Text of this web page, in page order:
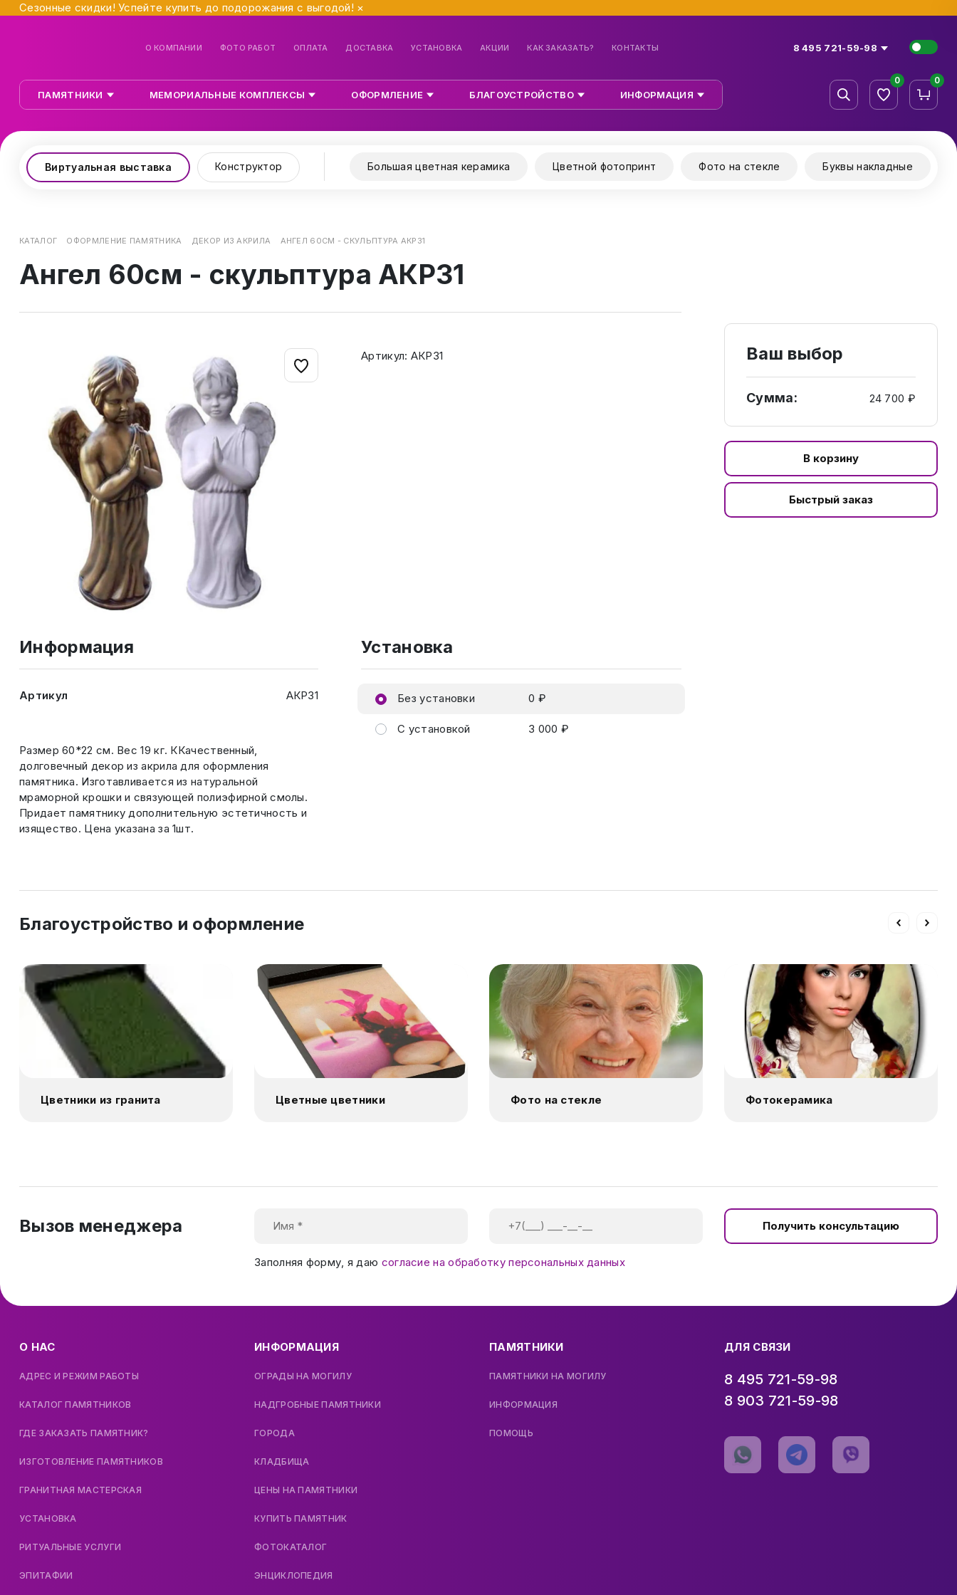
Сезонные скидки! Успейте купить до подорожания с выгодой! ×
О КОМПАНИИ ФОТО РАБОТ ОПЛАТА ДОСТАВКА УСТАНОВКА АКЦИИ КАК ЗАКАЗАТЬ? КОНТАКТЫ 8 495 721-59-98
ПАМЯТНИКИ МЕМОРИАЛЬНЫЕ КОМПЛЕКСЫ ОФОРМЛЕНИЕ БЛАГОУСТРОЙСТВО ИНФОРМАЦИЯ
0 0
Виртуальная выставка Конструктор Большая цветная керамика Цветной фотопринт Фото на стекле Буквы накладные
КАТАЛОГ ОФОРМЛЕНИЕ ПАМЯТНИКА ДЕКОР ИЗ АКРИЛА АНГЕЛ 60СМ - СКУЛЬПТУРА АКР31
Ангел 60см - скульптура АКР31
Артикул: АКР31
Информация
Артикул АКР31
Размер 60*22 см. Вес 19 кг. ККачественный,
долговечный декор из акрила для оформления
памятника. Изготавливается из натуральной
мраморной крошки и связующей полиэфирной смолы.
Придает памятнику дополнительную эстетичность и
изящество. Цена указана за 1шт.
Установка
Без установки 0 ₽
С установкой 3 000 ₽
Ваш выбор
Сумма: 24 700 ₽
В корзину
Быстрый заказ
Благоустройство и оформление
Цветники из гранита Цветные цветники Фото на стекле Фотокерамика
Вызов менеджера Получить консультацию
Заполняя форму, я даю согласие на обработку персональных данных
О НАС
АДРЕС И РЕЖИМ РАБОТЫ
КАТАЛОГ ПАМЯТНИКОВ
ГДЕ ЗАКАЗАТЬ ПАМЯТНИК?
ИЗГОТОВЛЕНИЕ ПАМЯТНИКОВ
ГРАНИТНАЯ МАСТЕРСКАЯ
УСТАНОВКА
РИТУАЛЬНЫЕ УСЛУГИ
ЭПИТАФИИ
ИНФОРМАЦИЯ
ОГРАДЫ НА МОГИЛУ
НАДГРОБНЫЕ ПАМЯТНИКИ
ГОРОДА
КЛАДБИЩА
ЦЕНЫ НА ПАМЯТНИКИ
КУПИТЬ ПАМЯТНИК
ФОТОКАТАЛОГ
ЭНЦИКЛОПЕДИЯ
ПАМЯТНИКИ
ПАМЯТНИКИ НА МОГИЛУ
ИНФОРМАЦИЯ
ПОМОЩЬ
ДЛЯ СВЯЗИ
8 495 721-59-98
8 903 721-59-98